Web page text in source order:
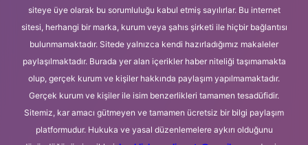
siteye üye olarak bu sorumluluğu kabul etmiş sayılırlar. Bu internet
sitesi, herhangi bir marka, kurum veya şahıs şirketi ile hiçbir bağlantısı
bulunmamaktadır. Sitede yalnızca kendi hazırladığımız makaleler
paylaşılmaktadır. Burada yer alan içerikler haber niteliği taşımamakta
olup, gerçek kurum ve kişiler hakkında paylaşım yapılmamaktadır.
Gerçek kurum ve kişiler ile isim benzerlikleri tamamen tesadüfidir.
Sitemiz, kar amacı gütmeyen ve tamamen ücretsiz bir bilgi paylaşım
platformudur. Hukuka ve yasal düzenlemelere aykırı olduğunu